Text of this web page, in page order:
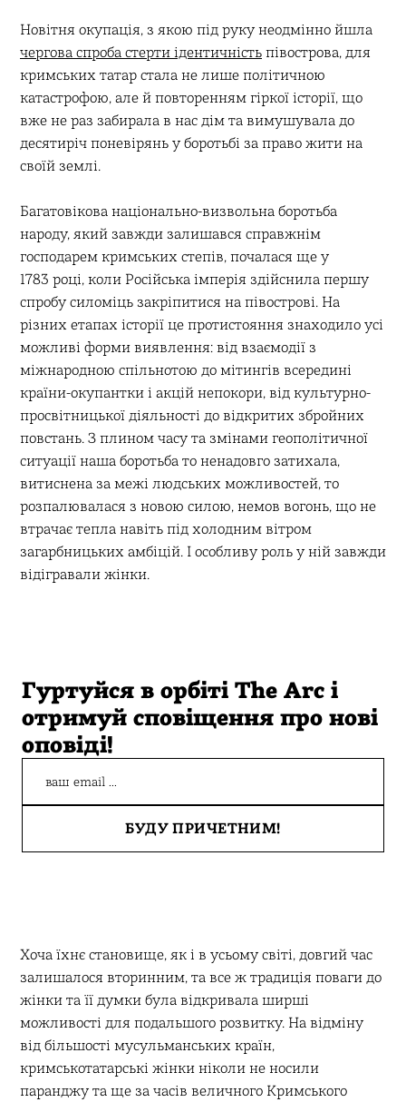
Новітня окупація, з якою під руку неодмінно йшла
чергова спроба стерти ідентичністьпівострова, для
кримських татар стала не лише політичною
катастрофою, але й повторенням гіркої історії, що
вже не раз забирала в нас дім та вимушувала до
десятиріч поневірянь у боротьбі за право жити на
своїй землі.
Багатовікова національно-визвольна боротьба
народу, який завжди залишався справжнім
господарем кримських степів, почалася ще у
1783 році, коли Російська імперія здійснила першу
спробу силоміць закріпитися на півострові. На
різних етапах історії це протистояння знаходило усі
можливі форми виявлення: від взаємодії з
міжнародною спільнотою до мітингів всередині
країни-окупантки і акцій непокори, від культурно-
просвітницької діяльності до відкритих збройних
повстань. З плином часу та змінами геополітичної
ситуації наша боротьба то ненадовго затихала,
витиснена за межі людських можливостей, то
розпалювалася з новою силою, немов вогонь, що не
втрачає тепла навіть під холодним вітром
загарбницьких амбіцій. І особливу роль у ній завжди
відігравали жінки.
Гуртуйся в орбіті The Arc і
отримуй сповіщення про нові
оповіді!
Хоча їхнє становище, як і в усьому світі, довгий час
залишалося вторинним, та все ж традиція поваги до
жінки та її думки була відкривала ширші
можливості для подальшого розвитку. На відміну
від більшості мусульманських країн,
кримськотатарські жінки ніколи не носили
паранджу та ще за часів величного Кримського